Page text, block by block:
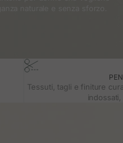
Tessuti, tagli e finiture